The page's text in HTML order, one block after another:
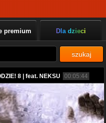
premium Dla dzieci
szukaj
8 | feat. NEKSU 00:05:44